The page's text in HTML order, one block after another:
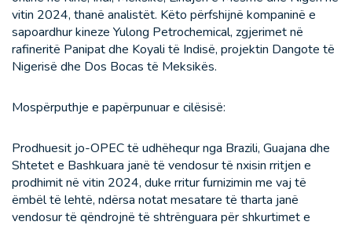
vitin 2024, thanë analistët. Këto përfshijnë kompaninë e
sapoardhur kineze Yulong Petrochemical, zgjerimet në
rafineritë Panipat dhe Koyali të Indisë, projektin Dangote të
Nigerisë dhe Dos Bocas të Meksikës.
Mospërputhje e papërpunuar e cilësisë:
Prodhuesit jo-OPEC të udhëhequr nga Brazili, Guajana dhe
Shtetet e Bashkuara janë të vendosur të nxisin rritjen e
prodhimit në vitin 2024, duke rritur furnizimin me vaj të
ëmbël të lehtë, ndërsa notat mesatare të tharta janë
vendosur të qëndrojnë të shtrënguara për shkurtimet e